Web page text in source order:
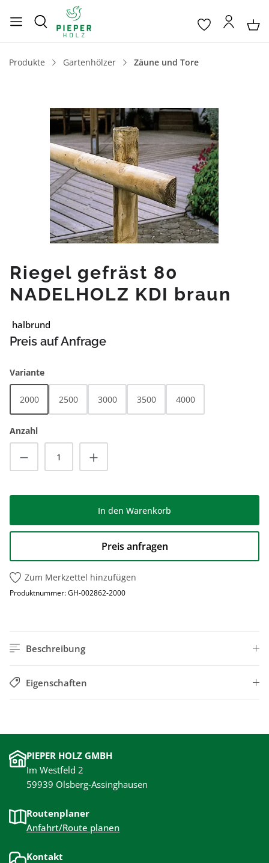
Produkte Gartenhölzer Zäune und Tore
Bildergalerie überspringen
Riegel gefräst 80
NADELHOLZ KDI braun
halbrund
Preis auf Anfrage
Varianteauswählen
2000 2500 3000 3500 4000
Anzahl
Produkt Anzahl: Gib den gewünschten
In den Warenkorb
Preis anfragen
Zum Merkzettel hinzufügen
Produktnummer:GH-002862-2000
Beschreibung
Eigenschaften
PIEPER HOLZ GMBH
Im Westfeld 2
59939 Olsberg-Assinghausen
Routenplaner
Anfahrt/Route planen
Kontakt